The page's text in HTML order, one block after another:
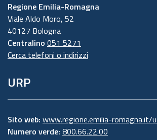
Regione Emilia-Romagna
Viale Aldo Moro, 52
40127 Bologna
Centralino 051 5271
Cerca telefoni o indirizzi
URP
Sito web: www.regione.emilia-romagna.it/
Numero verde: 800.66.22.00